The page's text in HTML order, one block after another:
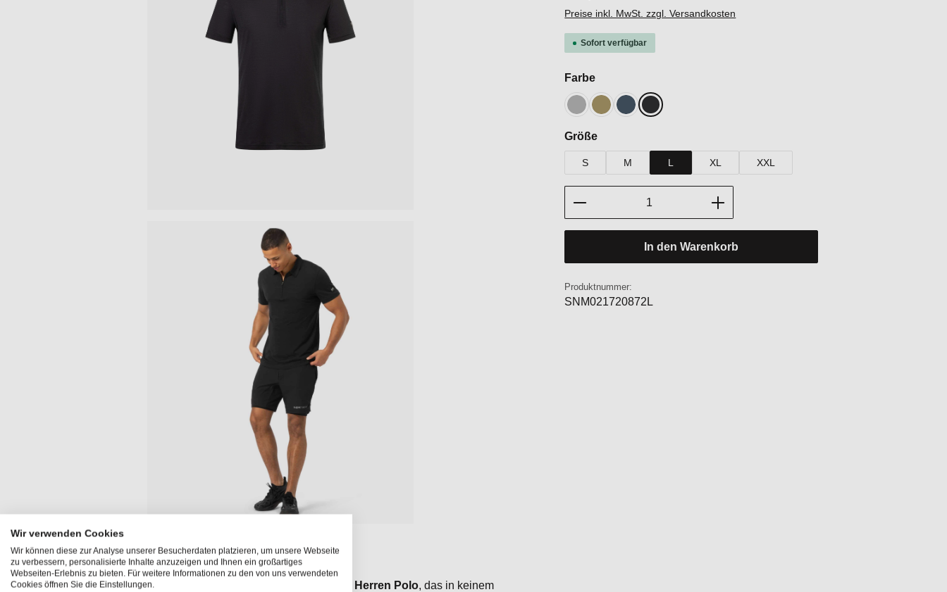
Preise inkl. MwSt. zzgl. Versandkosten
Sofort verfügbar
Farbeauswählen
Cashmere Grey Melange
SaharaBlueberryJet Black
Größeauswählen
S M L XL XXL
Produkt Anzahl: Gib den gewünschten Wert ein
In den Warenkorb
Produktnummer:
SNM021720872L
Produktinformationen "ZIP POLO"
DasZIP POLOist ein klassisches, edles und sportliches Merino Herren Polo, das in keinem
Wir verwenden Cookies
Wir können diese zur Analyse unserer Besucherdaten platzieren, um unsere Webseite
zu verbessern, personalisierte Inhalte anzuzeigen und Ihnen ein großartiges
Webseiten-Erlebnis zu bieten. Für weitere Informationen zu den von uns verwendeten
Cookies öffnen Sie die Einstellungen.